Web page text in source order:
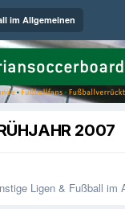
im Allgemeinen
2007
Ligen & Fußball im